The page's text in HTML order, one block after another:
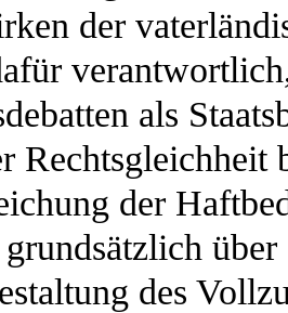
der
als
Rechtsgleichheit
der
des